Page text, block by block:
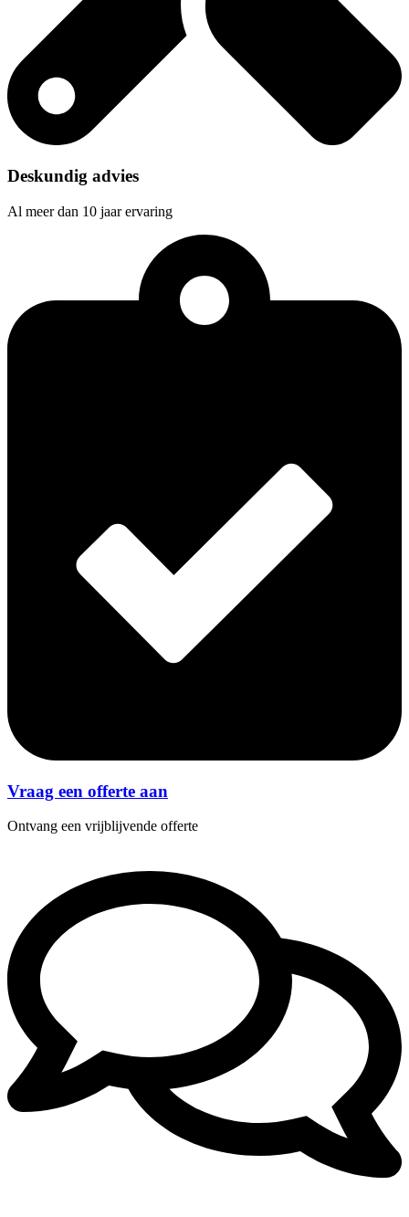
Deskundig advies
Al meer dan 10 jaar ervaring
Vraag een offerte aan
Ontvang een vrijblijvende offerte